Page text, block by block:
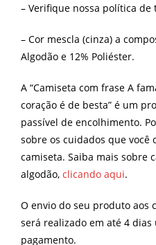
– Verifique nossa política de
– Cor mescla (cinza) a
Algodão e 12% Poliéster.
A “Camiseta com frase A
coração é de besta” é um
passível de encolhimento.
sobre os cuidados que você
camiseta. Saiba mais sobre
algodão, clicando aqui.
O envio do seu produto aos
será realizado em até 4
pagamento.